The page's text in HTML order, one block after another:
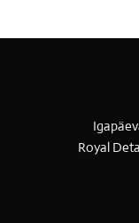
Royal